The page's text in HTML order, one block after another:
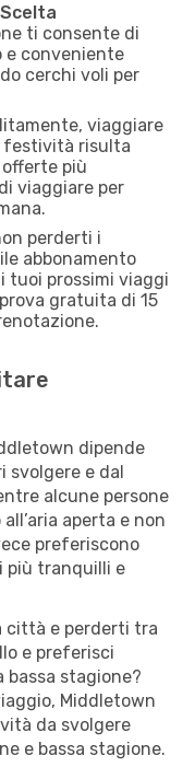
ti consente di
e conveniente
cerchi voli per
viaggiare
festività risulta
più
viaggiare per
perderti i
abbonamento
tuoi prossimi viaggi
gratuita di 15
dipende
svolgere e dal
alcune persone
aperta e non
preferiscono
più tranquilli e
città e perderti tra
e preferisci
bassa stagione?
Middletown
da svolgere
e bassa stagione.